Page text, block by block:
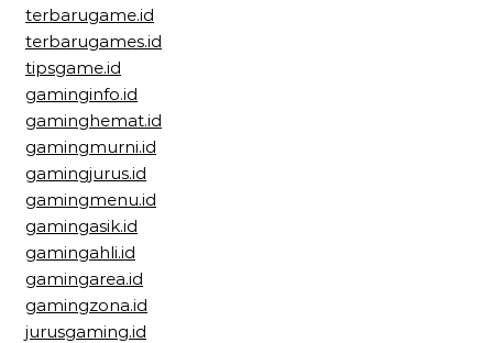
terbarugame.id
terbarugames.id
tipsgame.id
gaminginfo.id
gaminghemat.id
gamingmurni.id
gamingjurus.id
gamingmenu.id
gamingasik.id
gamingahli.id
gamingarea.id
gamingzona.id
jurusgaming.id